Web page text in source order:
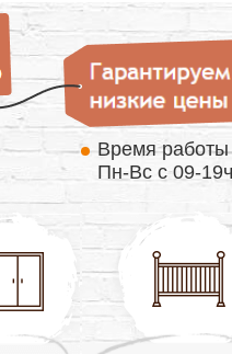
Время
Пн-Вс с 09-19ч